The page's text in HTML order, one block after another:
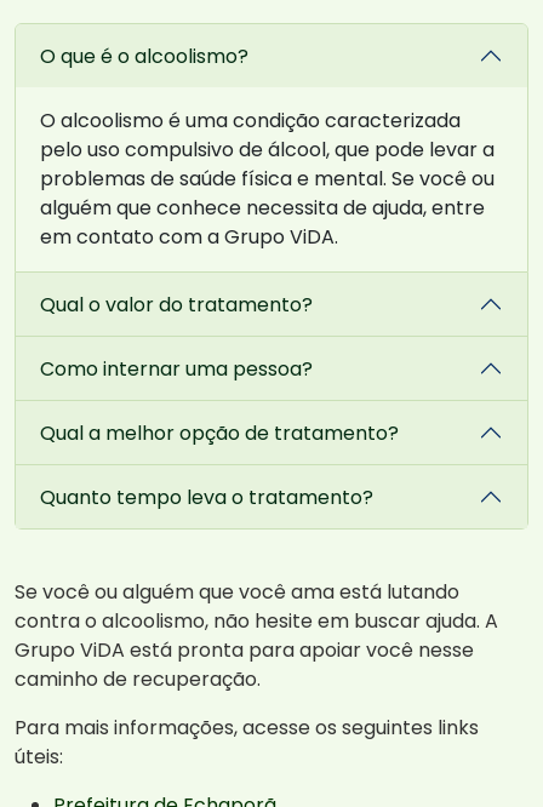
O que é o alcoolismo?
O alcoolismo é uma condição caracterizada
pelo uso compulsivo de álcool, que pode levar a
problemas de saúde física e mental. Se você ou
alguém que conhece necessita de ajuda, entre
em contato com a Grupo ViDA.
Qual o valor do tratamento?
Como internar uma pessoa?
Qual a melhor opção de tratamento?
Quanto tempo leva o tratamento?
Se você ou alguém que você ama está lutando
contra o alcoolismo, não hesite em buscar ajuda. A
Grupo ViDA está pronta para apoiar você nesse
caminho de recuperação.
Para mais informações, acesse os seguintes links
úteis: